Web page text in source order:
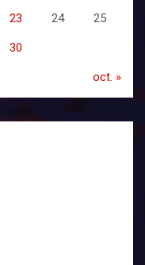
23 24 25
30
oct. »